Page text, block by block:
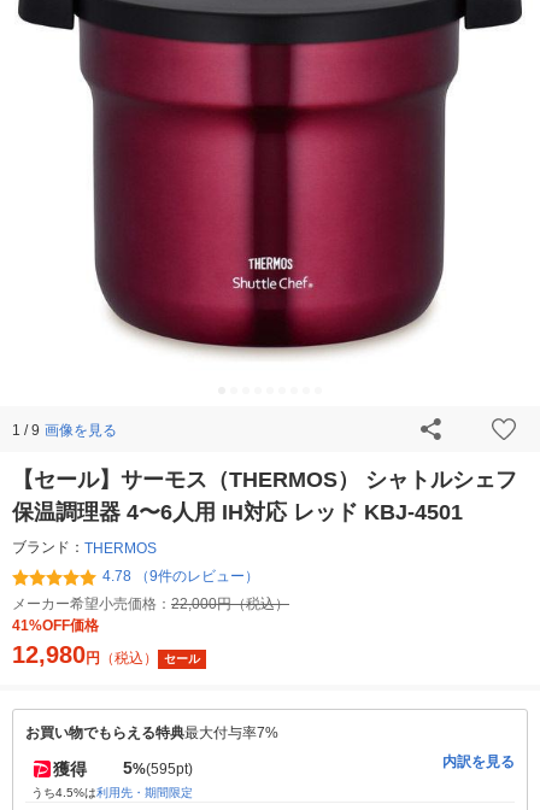
1 / 9 画像を見る
【セール】サーモス（THERMOS） シャトルシェフ
保温調理器 4〜6人用 IH対応 レッド KBJ-4501
ブランド： THERMOS
4.78 （9件のレビュー）
メーカー希望小売価格： 22,000円（税込）
41%OFF価格
12,980円 （税込） セール
お買い物でもらえる特典最大付与率7%
獲得 5%(595pt)
うち4.5%は利用先・期間限定
内訳を見る